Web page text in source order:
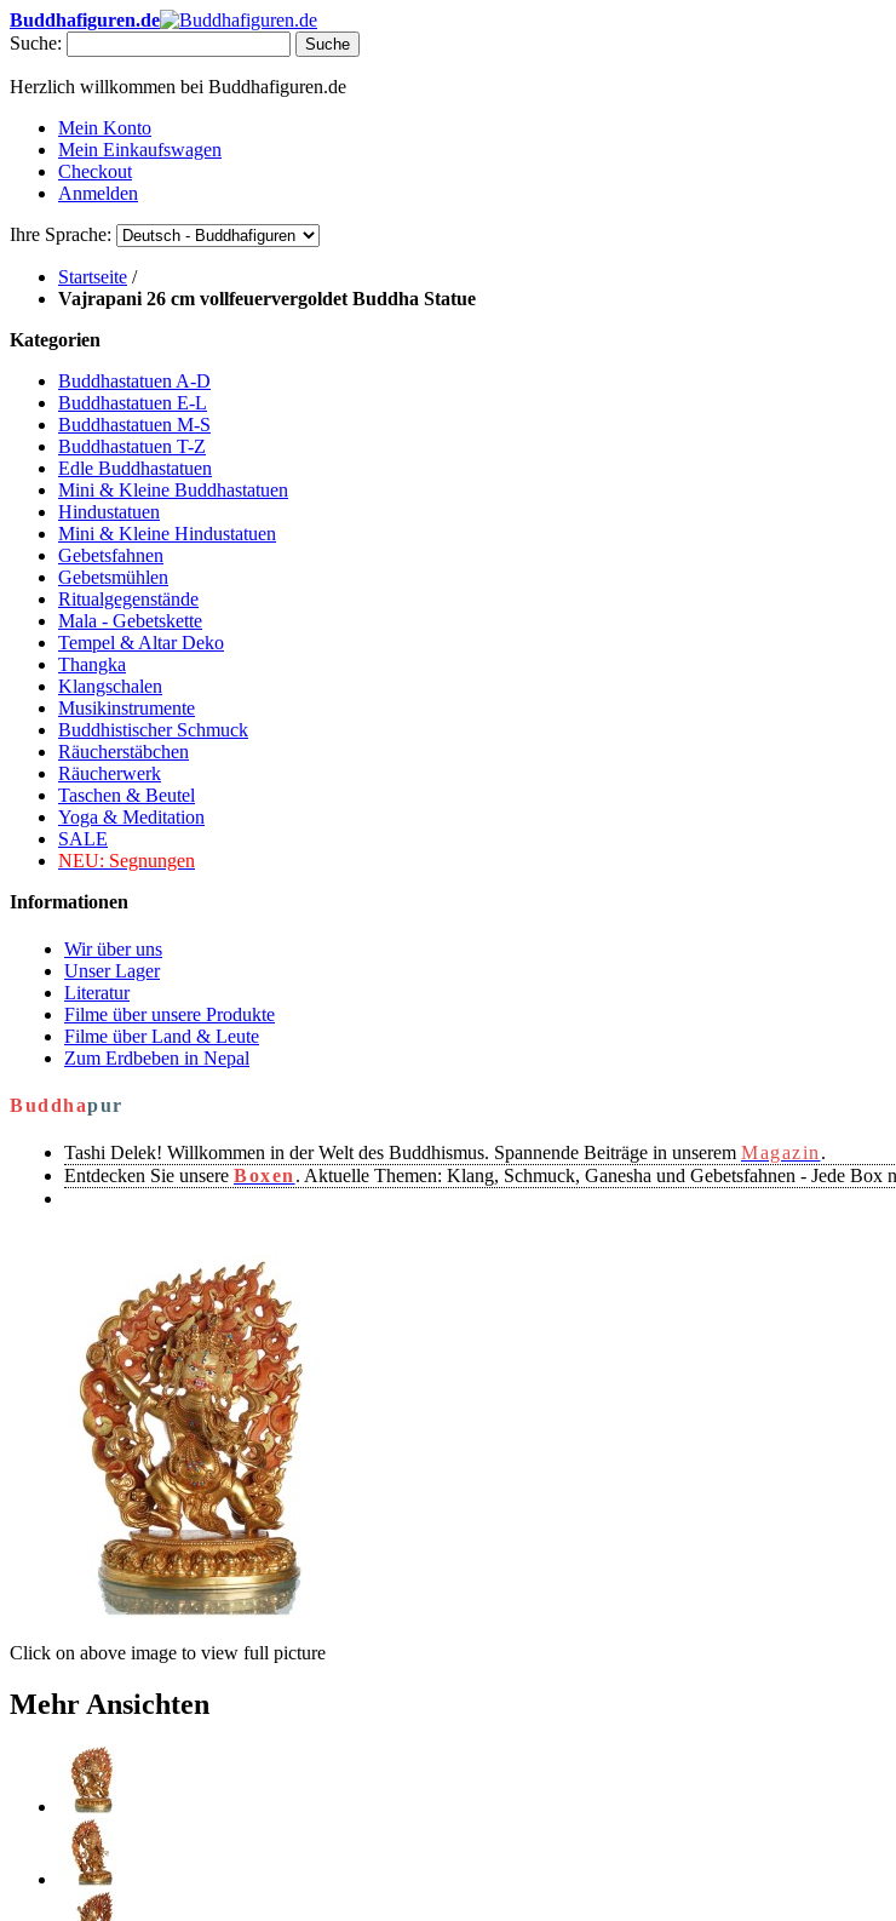
Buddhafiguren.de
Suche:
Suche
Herzlich willkommen bei Buddhafiguren.de
Mein Konto
Mein Einkaufswagen
Checkout
Anmelden
Ihre Sprache:
Startseite /
Vajrapani 26 cm vollfeuervergoldet Buddha Statue
Kategorien
Buddhastatuen A-D
Buddhastatuen E-L
Buddhastatuen M-S
Buddhastatuen T-Z
Edle Buddhastatuen
Mini & Kleine Buddhastatuen
Hindustatuen
Mini & Kleine Hindustatuen
Gebetsfahnen
Gebetsmühlen
Ritualgegenstände
Mala - Gebetskette
Tempel & Altar Deko
Thangka
Klangschalen
Musikinstrumente
Buddhistischer Schmuck
Räucherstäbchen
Räucherwerk
Taschen & Beutel
Yoga & Meditation
SALE
NEU: Segnungen
Informationen
Wir über uns
Unser Lager
Literatur
Filme über unsere Produkte
Filme über Land & Leute
Zum Erdbeben in Nepal
Buddhapur
Tashi Delek! Willkommen in der Welt des Buddhismus. Spannende Beiträge in unserem Magazin .
Entdecken Sie unsere Boxen . Aktuelle Themen: Klang, Schmuck, Ganesha und Gebetsfahnen - Jede Box
Click on above image to view full picture
Mehr Ansichten